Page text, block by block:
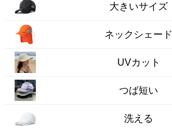
大きいサイズ
ネックシェード
UVカット
つば短い
洗える